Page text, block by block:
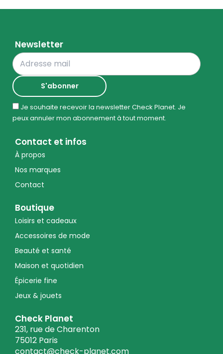
Check Planet
231, rue de Charenton
75012 Paris
contact@check-planet.com
Boutique
Loisirs et cadeaux
Accessoires de mode
Beauté et santé
Maison et quotidien
Épicerie fine
Jeux & jouets
Contact et infos
À propos
Nos marques
Contact
Newsletter
Je souhaite recevoir la newsletter Check Planet. Je
peux annuler mon abonnement à tout moment.